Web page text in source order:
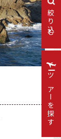
絞り込む
ツアーを探す